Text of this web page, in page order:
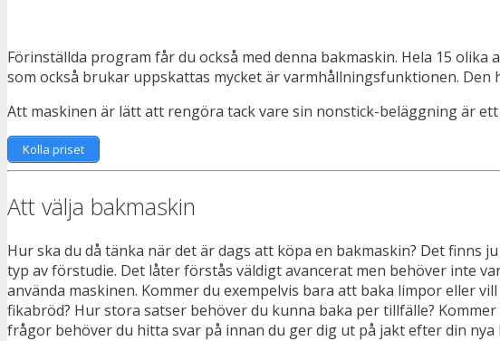
Förinställda program får du också med denna bakmaskin. Hela 15
som också brukar uppskattas mycket är varmhållningsfunktionen.
Att maskinen är lätt att rengöra tack vare sin nonstick-beläggning är
Kolla priset
Att välja bakmaskin
Hur ska du då tänka när det är dags att köpa en bakmaskin? Det finns
typ av förstudie. Det låter förstås väldigt avancerat men behöver inte
använda maskinen. Kommer du exempelvis bara att baka limpor eller
fikabröd? Hur stora satser behöver du kunna baka per tillfälle?
frågor behöver du hitta svar på innan du ger dig ut på jakt efter din nya